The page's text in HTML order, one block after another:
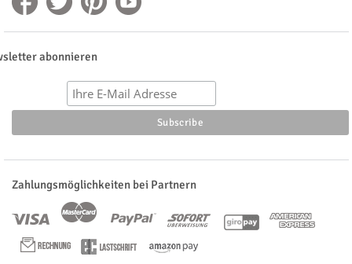
abonnieren
Zahlungsmöglichkeiten bei Partnern